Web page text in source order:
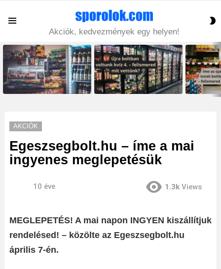
Akciók, kedvezmények egy helyen!
LATEST
STORIES
AKCIÓK
Egeszsegbolt.hu – íme a mai
ingyenes meglepetésük
10 éve 1.3k Views
MEGLEPETÉS! A mai napon INGYEN kiszállítjuk
rendelésed! – közölte az Egeszsegbolt.hu
április 7-én.